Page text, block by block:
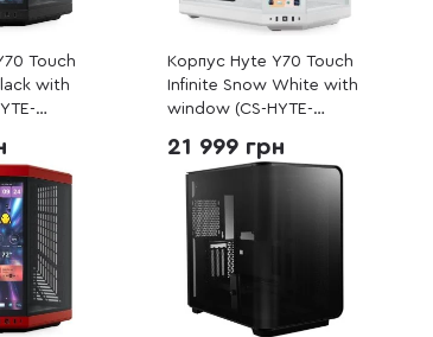
Touch
with
Корпус Hyte Y70 Touch
Infinite Snow White with
window (CS-HYTE-
21 999 грн